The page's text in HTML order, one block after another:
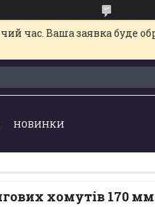
час. Ваша заявка буде
НОВИНКИ
хомутів 170 мм